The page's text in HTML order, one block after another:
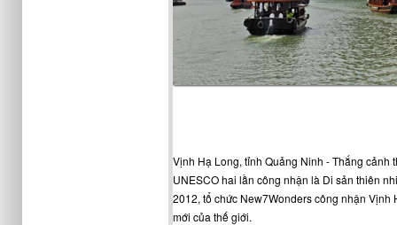
Vịnh Hạ Long, tỉnh Quảng Ninh - Thắng cảnh
UNESCO hai lần công nhận là Di sản thiên
2012, tổ chức New7Wonders công nhận
mới của thế giới.